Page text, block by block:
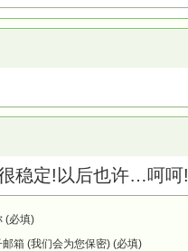
稳定!以后也许…呵呵!
(必填)
邮箱 (我们会为您保密) (必填)